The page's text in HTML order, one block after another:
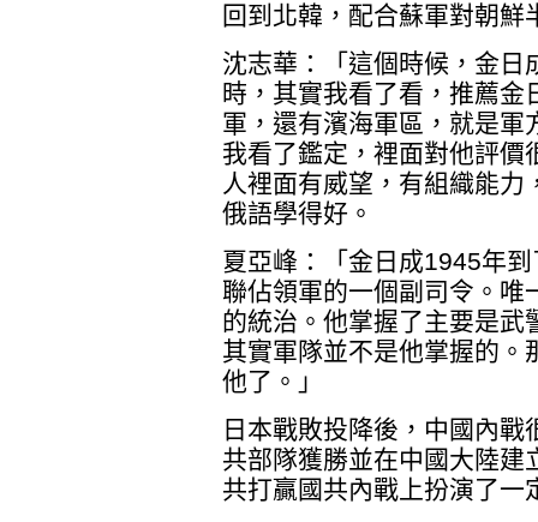
回到北韓，配合蘇軍對朝鮮
沈志華：「這個時候，金日
時，其實我看了看，推薦
軍，還有濱海軍區，就是軍
我看了鑑定，裡面對他評價
人裡面有威望，有組織能
俄語學得好。
夏亞峰：「金日成1945年
聯佔領軍的一個副司令。唯
的統治。他掌握了主要是武
其實軍隊並不是他掌握的。
他了。」
日本戰敗投降後，中國內
共部隊獲勝並在中國大陸建
共打贏國共內戰上扮演了一